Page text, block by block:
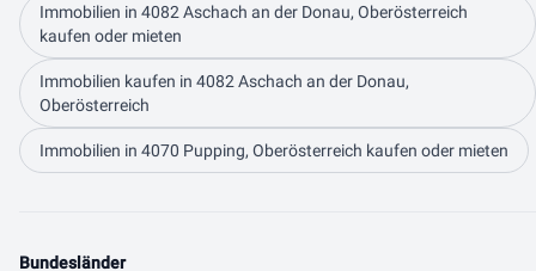
Immobilien in 4082 Aschach an der Donau, Oberösterreich
kaufen oder mieten
Immobilien kaufen in 4082 Aschach an der Donau,
Oberösterreich
Immobilien in 4070 Pupping, Oberösterreich kaufen oder mieten
Bundesländer